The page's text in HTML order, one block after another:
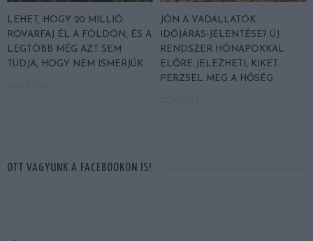
LEHET, HOGY 20 MILLIÓ
ROVARFAJ ÉL A FÖLDÖN, ÉS A
LEGTÖBB MÉG AZT SEM
TUDJA, HOGY NEM ISMERJÜK
JÖN A VADÁLLATOK
IDŐJÁRÁS-JELENTÉSE? ÚJ
RENDSZER HÓNAPOKKAL
ELŐRE JELEZHETI, KIKET
PERZSEL MEG A HŐSÉG
OTT VAGYUNK A FACEBOOKON IS!